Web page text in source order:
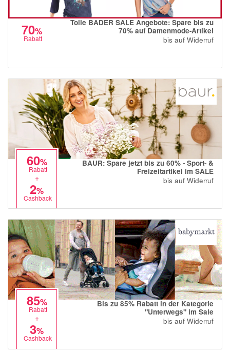
70%
Rabatt
Tolle BADER SALE Angebote: Spare bis zu
70% auf Damenmode-Artikel
bis auf Widerruf
60%
Rabatt
+
2%
Cashback
BAUR: Spare jetzt bis zu 60% - Sport- &
Freizeitartikel im SALE
bis auf Widerruf
85%
Rabatt
+
3%
Cashback
Bis zu 85% Rabatt in der Kategorie
"Unterwegs" im Sale
bis auf Widerruf